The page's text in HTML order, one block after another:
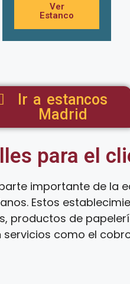
Ver
Estanco
Ir a estancos
Madrid
para el
importante de la
Estos
productos de
como el